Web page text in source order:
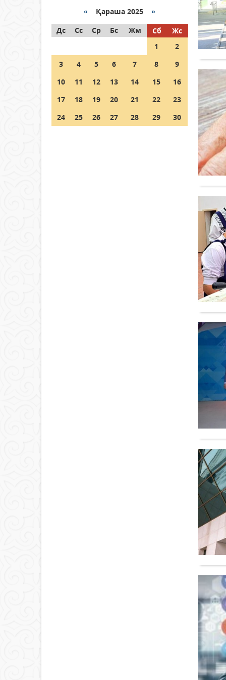
граждане Казахстана,
находящиеся за рубежом?
05 тамыз 2026 ж. 158
Шетелде жүрген Қазақстан
азаматтары қалай дауыс
бере алады?
« Қараша 2025 »
Дс
Сс Ср Бс Жм Сб
Жс
1
2
3
4 5 6 7 8
9
10
11 12 13 14 15
16
17
18 19 20 21 22
23
24
25 26 27 28 29 30